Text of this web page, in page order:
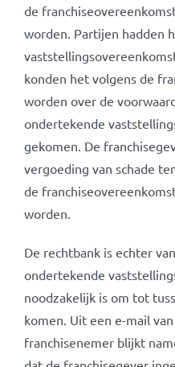
de
worden. Partijen hadden
konden het volgens de
worden over de
ondertekende
gekomen. De
vergoeding van schade
de
worden.
De rechtbank is echter
ondertekende
noodzakelijk is om tot
komen. Uit een e-mail
franchisenemer blijkt